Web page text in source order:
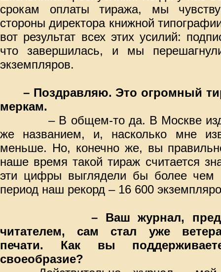
срокам оплаты тиража, мы
стороны директора книжной
вот результат всех этих усилий:
что завершилась, и мы
экземпляров.
– Поздравляю. Это огромный
меркам.
– В общем-то да. В Москве
же названием, и, насколько мне
меньше. Но, конечно же, вы
наше время такой тираж считается
эти цифры выглядели бы более чем
период наш рекорд – 16 600
– Ваш журнал,
читателем, сам стал уже
печати. Как вы
своеобразие?